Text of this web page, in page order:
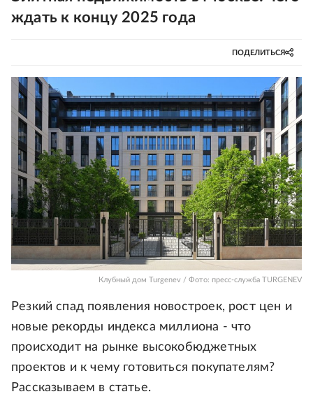
ждать к концу 2025 года
ПОДЕЛИТЬСЯ
Клубный дом Turgenev / Фото: пресс-служба TURGENEV
Резкий спад появления новостроек, рост цен и
новые рекорды индекса миллиона - что
происходит на рынке высокобюджетных
проектов и к чему готовиться покупателям?
Рассказываем в статье.